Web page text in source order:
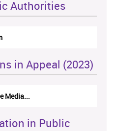
Authorities
in Appeal (2023)
Media...
in Public